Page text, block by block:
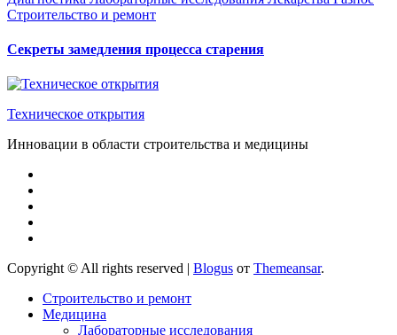
Строительство и ремонт
Секреты замедления процесса старения
Техническое открытия
Инновации в области строительства и медицины
Copyright © All rights reserved | Blogus от Themeansar.
Строительство и ремонт
Медицина
Лабораторные исследования